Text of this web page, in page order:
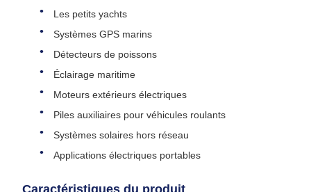
Les petits yachts
Systèmes GPS marins
Détecteurs de poissons
Éclairage maritime
Moteurs extérieurs électriques
Piles auxiliaires pour véhicules roulants
Systèmes solaires hors réseau
Applications électriques portables
Caractéristiques du produit